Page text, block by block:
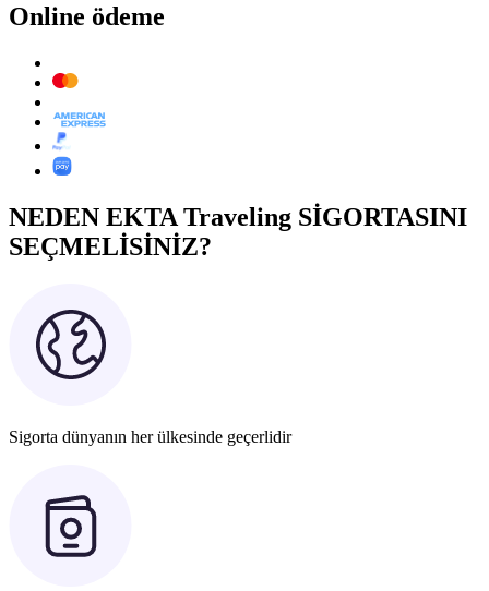
Online ödeme
NEDEN EKTA Traveling SİGORTASINI
SEÇMELİSİNİZ?
Sigorta dünyanın her ülkesinde geçerlidir